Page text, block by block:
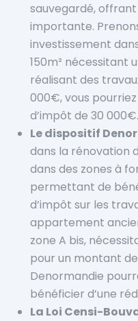
sauvegardé,
importante.
investissement
150m² nécessitant
réalisant des
000€, vous
d’impôt de 30 000€.
Le dispositif
dans la rénovation
dans des zones à
permettant de
d’impôt sur les
appartement
zone A bis,
pour un montant
Denormandie
bénéficier d’une
La Loi Censi-